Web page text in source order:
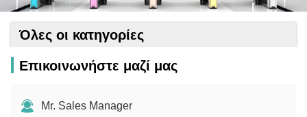
Όλες οι κατηγορίες
Επικοινωνήστε μαζί μας
Mr. Sales Manager